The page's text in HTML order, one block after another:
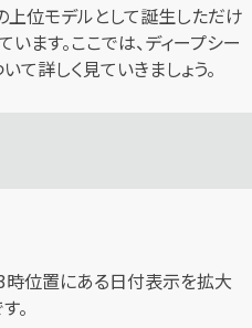
上位モデルとして誕生しただけ
ます。ここでは、ディープシー
て詳しく見ていきましょう。
時位置にある日付表示を拡大
。